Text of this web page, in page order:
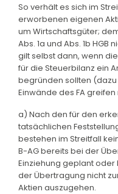
So verhält es sich im
erworbenen eigenen
um Wirtschaftsgüter;
Abs. 1a und Abs. 1b
gilt selbst dann, wenn
für die Steuerbilanz ein
begründen sollten
Einwände des FA
a) Nach den für den
tatsächlichen
bestehen im Streitfall
B-AG bereits bei der
Einziehung geplant oder
der Übertragung nicht
Aktien auszugehen.